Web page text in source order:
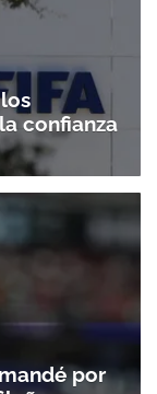
confianza
por